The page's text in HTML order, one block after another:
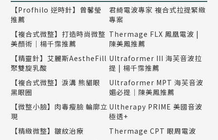
【Profhilo 逆時針】曾馨瑩
推薦
【複合式微整】打造時尚微整
美顏術｜楊千霈推薦
【精靈針】艾麗斯AestheFill
聚雙旋乳酸
【複合式微整】淚溝 熊貓眼
黑眼圈
【微整小臉】肉毒瘦臉 輪廓立
現
【精緻微整】皺紋治療
君綺電波專家 複合式拉提緊緻
專案
Thermage FLX 鳳凰電波 |
陳美鳳推薦
Ultraformer III 海芙音波拉
提 | 楊千霈推薦
Ultraformer MPT 海芙音波
媚必提｜陳美鳳推薦
Ultherapy PRIME 美國音波
極透+
Thermage CPT 眼周電波